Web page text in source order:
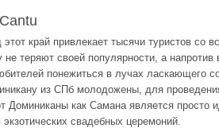
край привлекает тысячи туристов со
не теряют своей популярности, а
понежиться в лучах ласкающего
из СПб молодожены, для
Доминиканы как Самана является
экзотических свадебных церемоний.